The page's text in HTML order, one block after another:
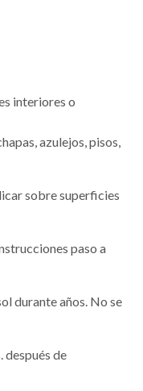
interiores o
azulejos, pisos,
sobre superficies
paso a
durante años. No se
después de